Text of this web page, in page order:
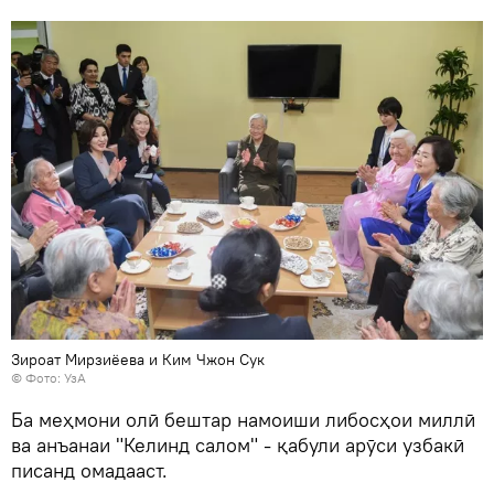
Зироат Мирзиёева и Ким Чжон Сук
© Фото: УзА
Ба меҳмони олӣ бештар намоиши либосҳои миллӣ
ва анъанаи "Келинд салом" - қабули арӯси узбакӣ
писанд омадааст.